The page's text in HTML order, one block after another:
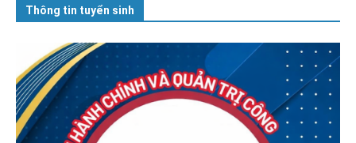
Thông tin tuyển sinh